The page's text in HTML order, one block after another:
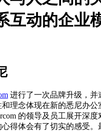
互动的企业
进行了一次品牌升级，并
理念体现在新的悉尼办公
的领导及员工展开深
得体会有了切实的感受。